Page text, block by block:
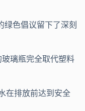
绿色倡议留下了深刻
璃瓶完全取代塑料
在排放前达到安全